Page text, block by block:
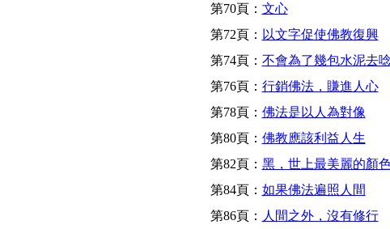
第70頁： 文心
第72頁： 以文字促使佛教復興
第74頁： 不會為了幾包水泥去
第76頁： 行銷佛法，賺進人心
第78頁： 佛法是以人為對像
第80頁： 佛教應該利益人生
第82頁： 黑，世上最美麗的顏
第84頁： 如果佛法遍照人間
第86頁： 人間之外，沒有修行